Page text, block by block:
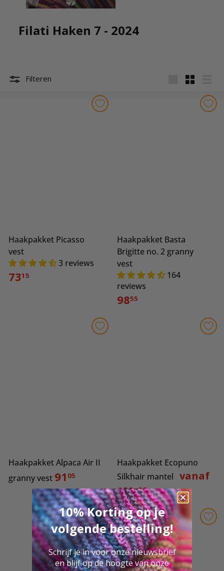
Filati Haken 7 - 2024
Filteren
Haakpakket Picasso
vest
3 reviews
7315
Haakpakket Basta
Brigitte no. 2 granny
vest
164
reviews
9855
Haakpakket Alpaca Air II
granny vest 91 05
Haakpakket Ecopuno
Silkhair mantel vanaf
180,60
10% Korting op je
volgende bestelling!
Schrijf je in voor onze nieuwsbrief
en blijf op de hoogte van onze